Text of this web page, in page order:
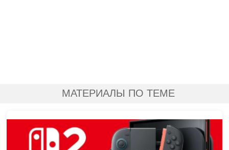
МАТЕРИАЛЫ ПО ТЕМЕ